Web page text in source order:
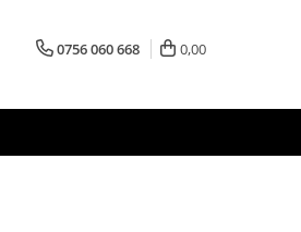
0756 060 668 0,00